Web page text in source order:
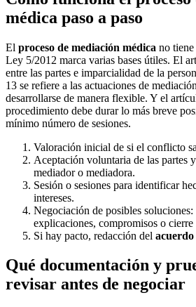
médica paso a paso
El proceso de mediación médica no
Ley 5/2012 marca varias bases útiles. El
entre las partes e imparcialidad de la
13 se refiere a las actuaciones de
desarrollarse de manera flexible. Y el
procedimiento debe durar lo más breve
mínimo número de sesiones.
Valoración inicial de si el conflicto
Aceptación voluntaria de las partes
mediador o mediadora.
Sesión o sesiones para identificar
intereses.
Negociación de posibles
explicaciones, compromisos o
Si hay pacto, redacción del acuerdo
Qué documentación y
revisar antes de negociar